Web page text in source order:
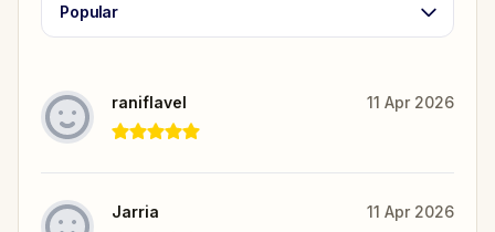
Popular
raniflavel 11 Apr 2026
Jarria 11 Apr 2026